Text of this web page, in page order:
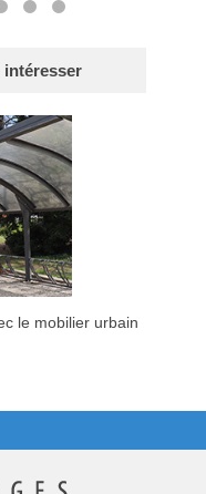
intéresser
le mobilier urbain